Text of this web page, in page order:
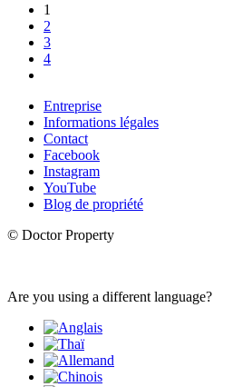
1
2
3
4
Entreprise
Informations légales
Contact
Facebook
Instagram
YouTube
Blog de propriété
© Doctor Property
Are you using a different language?